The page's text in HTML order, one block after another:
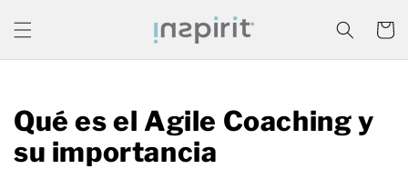
directamente
al contenido
Carrito
Qué es el Agile Coaching y
su importancia